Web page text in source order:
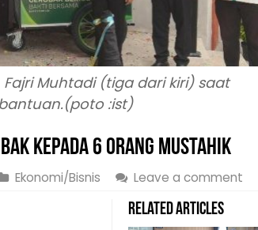
Fajri Muhtadi (tiga dari kiri) saat
:ist)
Kepada 6 Orang Mustahik
Ekonomi/Bisnis Leave a comment
Related Articles